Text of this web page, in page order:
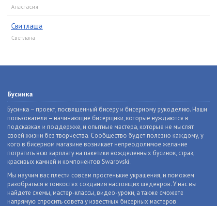
Анастасия
Свитлаша
Светлана
Бусинка
Бусинка – проект, посвященный бисеру и бисерному рукоделию. Наши
пользователи – начинающие бисерщики, которые нуждаются в
подсказках и поддержке, и опытные мастера, которые не мыслят
своей жизни без творчества. Сообщество будет полезно каждому, у
кого в бисерном магазине возникает непреодолимое желание
потратить всю зарплату на пакетики вожделенных бусинок, страз,
красивых камней и компонентов Swarovski.
Мы научим вас плести совсем простенькие украшения, и поможем
разобраться в тонкостях создания настоящих шедевров. У нас вы
найдете схемы, мастер-классы, видео-уроки, а также сможете
напрямую спросить совета у известных бисерных мастеров.